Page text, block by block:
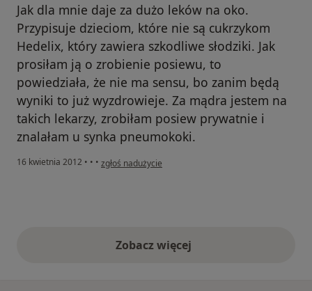
Jak dla mnie daje za dużo leków na oko.
Przypisuje dzieciom, które nie są cukrzykom
Hedelix, który zawiera szkodliwe słodziki. Jak
prosiłam ją o zrobienie posiewu, to
powiedziała, że nie ma sensu, bo zanim będą
wyniki to już wyzdrowieje. Za mądra jestem na
takich lekarzy, zrobiłam posiew prywatnie i
znalałam u synka pneumokoki.
16 kwietnia 2012 • • • w opinii użytkownika Konto zostało usunięte
zgłoś nadużycie
Zobacz więcejopinie powyżej